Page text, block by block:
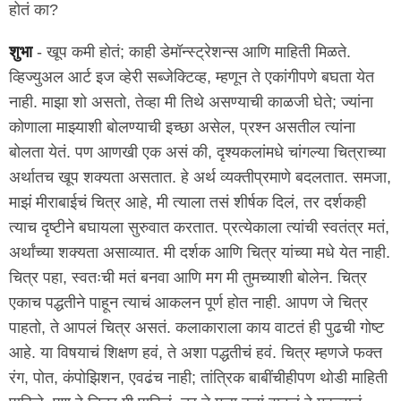
होतं का?
शुभा- खूप कमी होतं; काही डेमॉन्स्ट्रेशन्स आणि माहिती मिळते.
व्हिज्युअल आर्ट इज व्हेरी सब्जेक्टिव्ह, म्हणून ते एकांगीपणे बघता येत
नाही. माझा शो असतो, तेव्हा मी तिथे असण्याची काळजी घेते; ज्यांना
कोणाला माझ्याशी बोलण्याची इच्छा असेल, प्रश्न असतील त्यांना
बोलता येतं. पण आणखी एक असं की, दृश्यकलांमधे चांगल्या चित्राच्या
अर्थातच खूप शक्यता असतात. हे अर्थ व्यक्तीप्रमाणे बदलतात. समजा,
माझं मीराबाईचं चित्र आहे, मी त्याला तसं शीर्षक दिलं, तर दर्शकही
त्याच दृष्टीने बघायला सुरुवात करतात. प्रत्येकाला त्यांची स्वतंत्र मतं,
अर्थांच्या शक्यता असाव्यात. मी दर्शक आणि चित्र यांच्या मधे येत नाही.
चित्र पहा, स्वतःची मतं बनवा आणि मग मी तुमच्याशी बोलेन. चित्र
एकाच पद्धतीने पाहून त्याचं आकलन पूर्ण होत नाही. आपण जे चित्र
पाहतो, ते आपलं चित्र असतं. कलाकाराला काय वाटतं ही पुढची गोष्ट
आहे. या विषयाचं शिक्षण हवं, ते अशा पद्धतीचं हवं. चित्र म्हणजे फक्त
रंग, पोत, कंपोझिशन, एवढंच नाही; तांत्रिक बाबींचीहीपण थोडी माहिती